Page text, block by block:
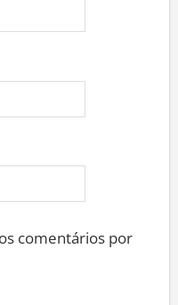
comentários por